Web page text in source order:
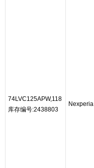
74LVC125APW,118
库存编号:2438803
Nexperia